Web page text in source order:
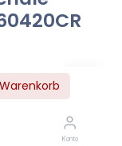
Konto
zeichnet sich
Design aus. Die
Figur
modernen